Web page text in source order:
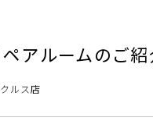
アルームのご
ルス店